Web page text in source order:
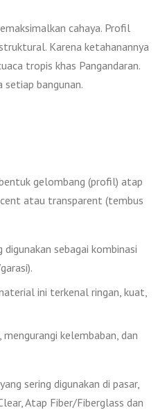
cahaya. Profil
Karena ketahanannya
tropis khas Pangandaran.
bangunan.
gelombang (profil) atap
atau transparent (tembus
sebagai kombinasi
ini terkenal ringan, kuat,
kelembaban, dan
sering digunakan di pasar,
Atap Fiber/Fiberglass dan